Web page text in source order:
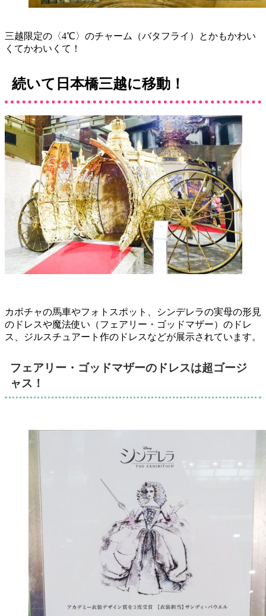
三越限定の〈4℃〉のチャーム（バタフライ）とかもかわい
くてかわいくて！
続いて日本橋三越に移動！
カボチャの馬車やフォトスポット、シンデレラの実母の形見
のドレスや魔法使い（フェアリー・ゴッドマザー）のドレ
ス、ジルスチュアート作のドレスなどが展示されています。
フェアリー・ゴッドマザーのドレスは超ゴージ
ャス！